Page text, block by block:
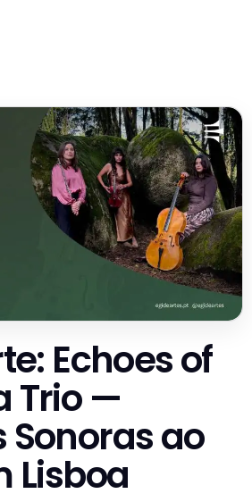
Echoes of
Trio —
Sonoras ao
Lisboa